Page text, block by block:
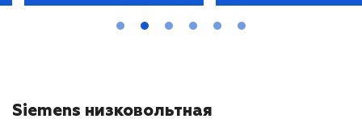
Siemens низковольтная